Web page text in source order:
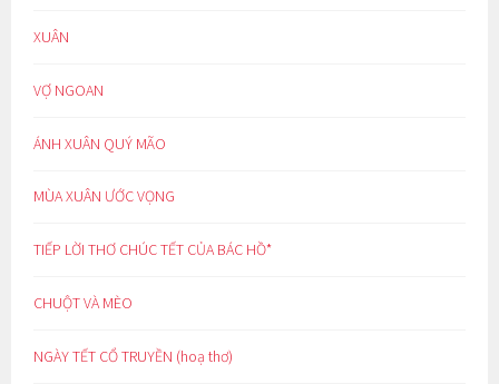
XUÂN
VỢ NGOAN
ÁNH XUÂN QUÝ MÃO
MÙA XUÂN ƯỚC VỌNG
TIẾP LỜI THƠ CHÚC TẾT CỦA BÁC HỒ*
CHUỘT VÀ MÈO
NGÀY TẾT CỔ TRUYỀN (hoạ thơ)